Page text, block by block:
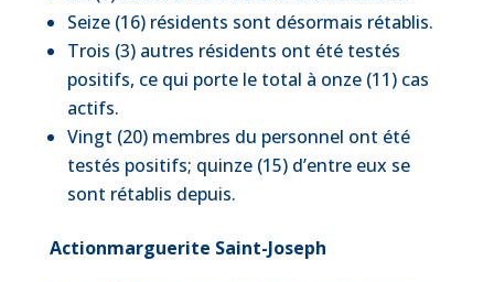
Seize (16) résidents sont désormais rétablis.
Trois (3) autres résidents ont été testés
positifs, ce qui porte le total à onze (11) cas
actifs.
Vingt (20) membres du personnel ont été
testés positifs; quinze (15) d’entre eux se
sont rétablis depuis.
Actionmarguerite Saint-Joseph